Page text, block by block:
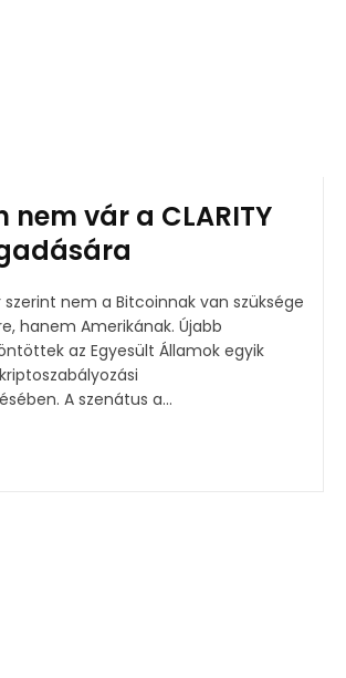
nem vár a CLARITY
szerint nem a Bitcoinnak van szüksége
hanem Amerikának. Újabb
az Egyesült Államok egyik
A szenátus a...